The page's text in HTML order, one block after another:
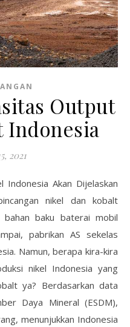
Output
Indonesia
2021
Indonesia Akan Dijelaskan
nikel dan kobalt
baku baterai mobil
pabrikan AS sekelas
Namun, berapa kira-kira
nikel Indonesia yang
ya? Berdasarkan data
Daya Mineral (ESDM),
menunjukkan Indonesia